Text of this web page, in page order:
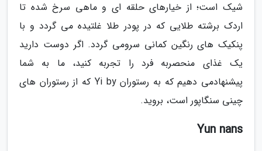
شیک است؛ از خیارهای حلقه ای و ماهی سرخ شده تا
اردک برشته طلایی که در پودر طلا غلتیده می گردد و با
پنکیک های رنگین کمانی سرومی گردد. اگر دوست دارید
یک غذای منحصربه فرد را تجربه کنید، ما به شما
پیشنهادمی دهیم که به رستوران Yi by که از رستوران های
چینی سنگاپور است، بروید.
Yun nans